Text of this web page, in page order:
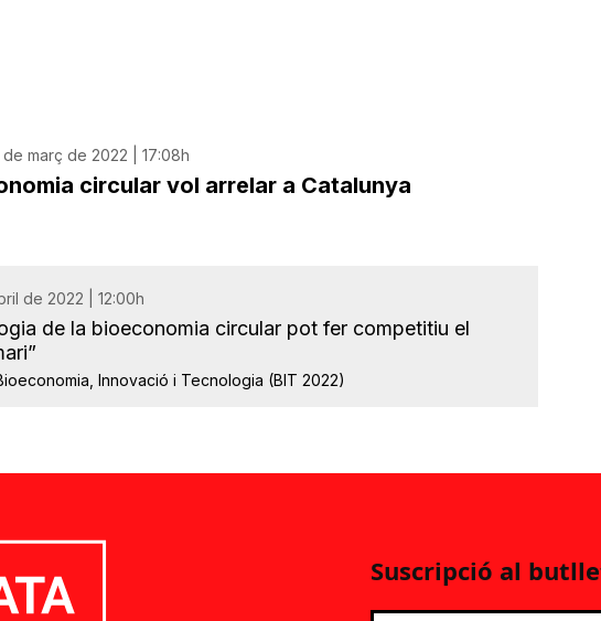
març de 2022 | 17:08h
circular vol arrelar a Catalunya
de 2022 | 12:00h
de la bioeconomia circular pot fer competitiu el
Innovació i Tecnologia (BIT 2022)
Suscripció al